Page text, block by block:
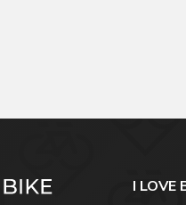
I LOVE